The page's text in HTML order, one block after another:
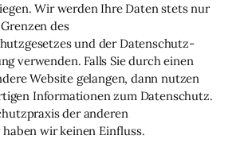
Wir werden Ihre Daten stets nur
des
und der Datenschutz-
verwenden. Falls Sie durch einen
Website gelangen, dann nutzen
Informationen zum Datenschutz.
der anderen
wir keinen Einfluss.